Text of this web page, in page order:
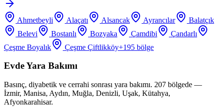
Ahmetbeyli Alaçatı Alsancak Ayrancılar
Balatçık
Belevi
Bostanlı Bozyaka Çamdibi
Çandarlı
Çeşme Boyalık
Çeşme Çiftlikköy+195 bölge
Evde Yara Bakımı
Basınç, diyabetik ve cerrahi sonrası yara bakımı. 207 bölgede —
İzmir, Manisa, Aydın, Muğla, Denizli, Uşak, Kütahya,
Afyonkarahisar.